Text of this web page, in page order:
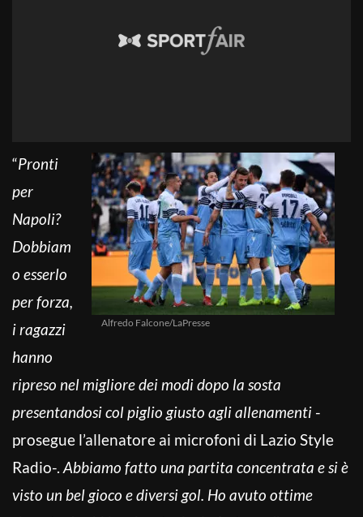
Alfredo Falcone/LaPresse
“Pronti
per
Napoli?
Dobbiam
o esserlo
per forza,
i ragazzi
hanno
ripreso nel migliore dei modi dopo la sosta
presentandosi col piglio giusto agli allenamenti -
prosegue l’allenatore ai microfoni di Lazio Style
Radio-. Abbiamo fatto una partita concentrata e si è
visto un bel gioco e diversi gol. Ho avuto ottime